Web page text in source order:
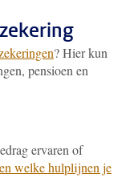
? Hier kun
pensioen en
ervaren of
welke hulplijnen je